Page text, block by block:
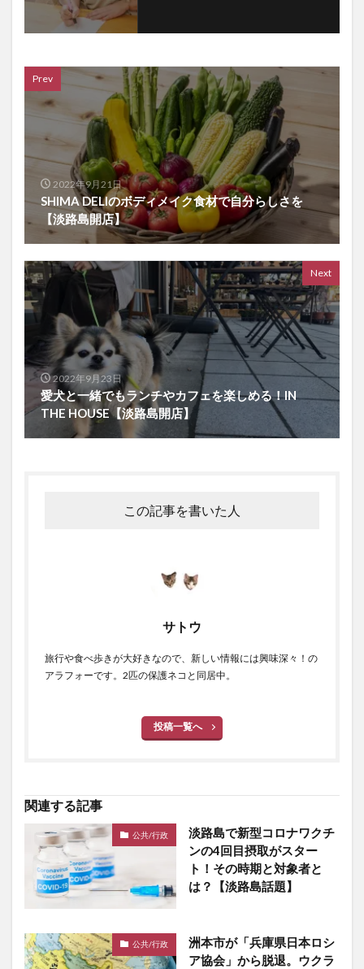
Prev
2022年9月21日
SHIMA DELIのボディメイク食材で自分らしさを
【淡路島開店】
Next
2022年9月23日
愛犬と一緒でもランチやカフェを楽しめる！IN
THE HOUSE【淡路島開店】
この記事を書いた人
サトウ
旅行や食べ歩きが大好きなので、新しい情報には興味深々！の
アラフォーです。2匹の保護ネコと同居中。
投稿一覧へ
関連する記事
公共/行政
淡路島で新型コロナワクチ
ンの4回目摂取がスター
ト！その時期と対象者と
は？【淡路島話題】
公共/行政
洲本市が「兵庫県日本ロシ
ア協会」から脱退。ウクラ